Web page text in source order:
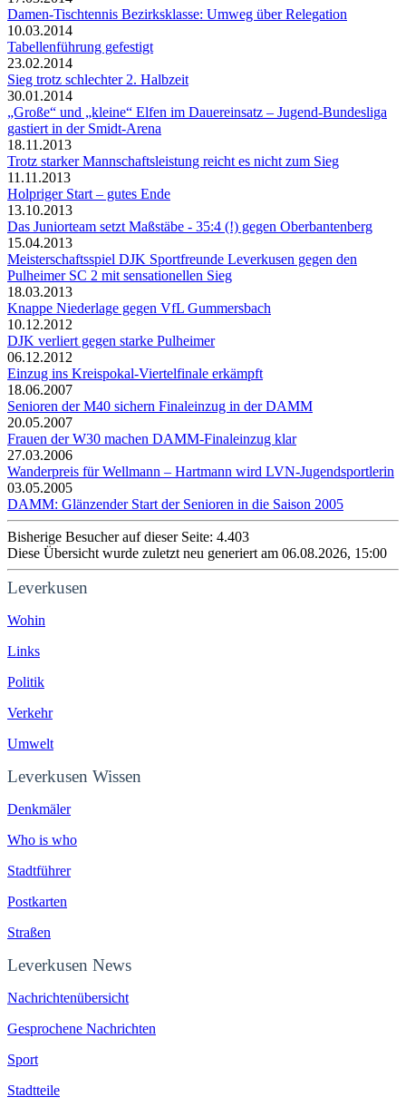
Damen-Tischtennis Bezirksklasse: Umweg über Relegation
10.03.2014
Tabellenführung gefestigt
23.02.2014
Sieg trotz schlechter 2. Halbzeit
30.01.2014
„Große“ und „kleine“ Elfen im Dauereinsatz – Jugend-Bundesliga
gastiert in der Smidt-Arena
18.11.2013
Trotz starker Mannschaftsleistung reicht es nicht zum Sieg
11.11.2013
Holpriger Start – gutes Ende
13.10.2013
Das Juniorteam setzt Maßstäbe - 35:4 (!) gegen Oberbantenberg
15.04.2013
Meisterschaftsspiel DJK Sportfreunde Leverkusen gegen den
Pulheimer SC 2 mit sensationellen Sieg
18.03.2013
Knappe Niederlage gegen VfL Gummersbach
10.12.2012
DJK verliert gegen starke Pulheimer
06.12.2012
Einzug ins Kreispokal-Viertelfinale erkämpft
18.06.2007
Senioren der M40 sichern Finaleinzug in der DAMM
20.05.2007
Frauen der W30 machen DAMM-Finaleinzug klar
27.03.2006
Wanderpreis für Wellmann – Hartmann wird LVN-Jugendsportlerin
03.05.2005
DAMM: Glänzender Start der Senioren in die Saison 2005
Bisherige Besucher auf dieser Seite: 4.403
Diese Übersicht wurde zuletzt neu generiert am 06.08.2026, 15:00
Leverkusen
Wohin
Links
Politik
Verkehr
Umwelt
Leverkusen Wissen
Denkmäler
Who is who
Stadtführer
Postkarten
Straßen
Leverkusen News
Nachrichtenübersicht
Gesprochene Nachrichten
Sport
Stadtteile